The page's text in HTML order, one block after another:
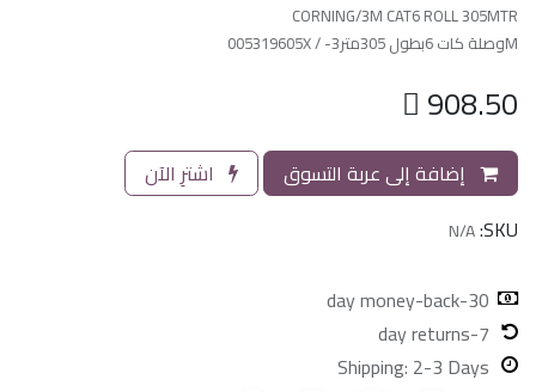
CORNING/3M CAT6 ROLL 305MTR
Mوصلة كات 6بطول 305متر3- / 005319605X
908.50
إضافة إلى عربة التسوق
اشترِ الآن
SKU:
N/A
30-day money-back
7-day returns
Shipping: 2-3 Days